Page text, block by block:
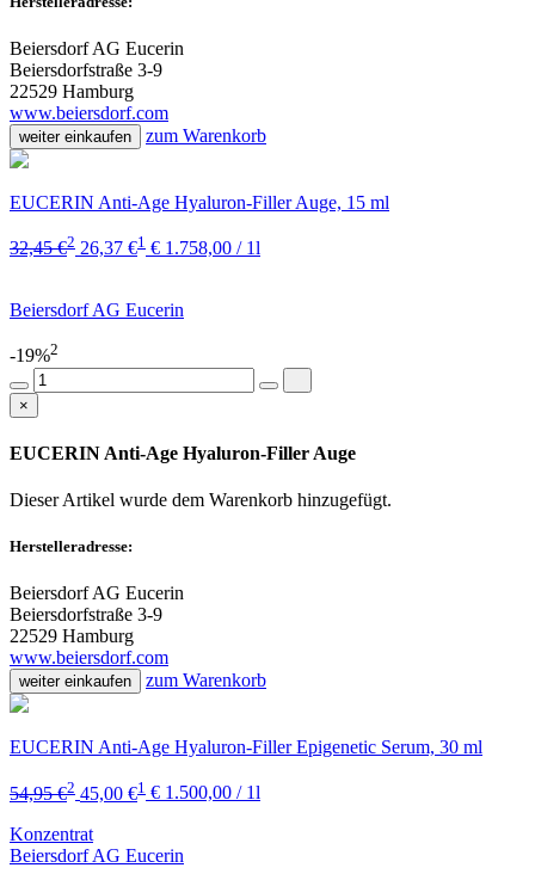
Beiersdorf AG Eucerin
Beiersdorfstraße 3-9
22529 Hamburg
www.beiersdorf.com
weiter einkaufen zum Warenkorb
EUCERIN Anti-Age Hyaluron-Filler Auge, 15 ml
32,45 €2 26,37 €1 € 1.758,00 / 1l
Beiersdorf AG Eucerin
-19%2
×
EUCERIN Anti-Age Hyaluron-Filler Auge
Dieser Artikel wurde dem Warenkorb hinzugefügt.
Herstelleradresse:
Beiersdorf AG Eucerin
Beiersdorfstraße 3-9
22529 Hamburg
www.beiersdorf.com
weiter einkaufen zum Warenkorb
EUCERIN Anti-Age Hyaluron-Filler Epigenetic Serum, 30 ml
54,95 €2 45,00 €1 € 1.500,00 / 1l
Konzentrat
Beiersdorf AG Eucerin